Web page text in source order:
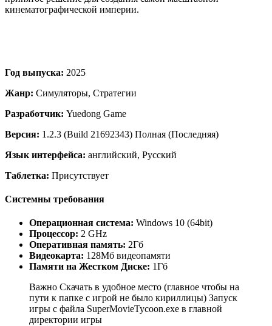
кинематографической империи.
Год выпуска: 2025
Жанр: Симуляторы, Стратегии
Разработчик: Yuedong Game
Версия: 1.2.3 (Build 21692343) Полная (Последняя)
Язык интерфейса: английский, Русский
Таблетка: Присутствует
Системны требования
Операционная система: Windows 10 (64bit)
Процессор: 2 GHz
Оперативная память: 2Гб
Видеокарта: 128Мб видеопамяти
Памяти на Жестком Диске: 1Гб
Важно Скачать в удобное место (главное чтобы на
пути к папке с игрой не было кириллицы) Запуск
игры с файла SuperMovieTycoon.exe в главной
директории игры